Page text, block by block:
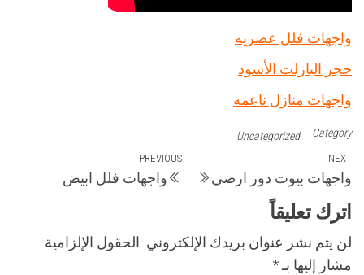
واجهات فلل عصريه
حجر البازلت الأسود
واجهات منازل ناعمه
Category
Uncategorized
تصفّح
المقالات
Previous
Post
PREVIOUS
واجهات فلل ابيض
Next
Post
NEXT
واجهات بيوت دور ارضي
اترك تعليقاً
لن يتم نشر عنوان بريدك الإلكتروني. الحقول الإلزامية
مشار إليها بـ*